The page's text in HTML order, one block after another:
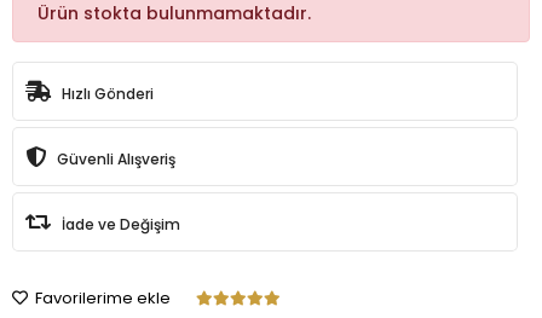
Ürün stokta bulunmamaktadır.
Hızlı Gönderi
Güvenli Alışveriş
İade ve Değişim
Favorilerime ekle